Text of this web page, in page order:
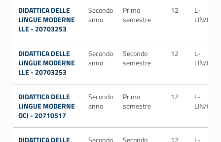
DIDATTICA DELLE
LINGUE MODERNE
LLE - 20703253
Secondo
anno
Primo
semestre
12
L-
LIN/02
DIDATTICA DELLE
LINGUE MODERNE
LLE - 20703253
Secondo
anno
Secondo
semestre
12
L-
LIN/02
DIDATTICA DELLE
LINGUE MODERNE
OCI - 20710517
Secondo
anno
Primo
semestre
12
L-
LIN/02
DIDATTICA DELLE
Secondo
Secondo
12
L-